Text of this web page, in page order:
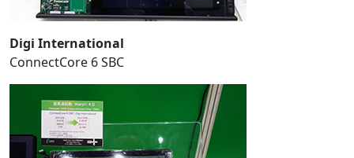
Digi International
ConnectCore 6 SBC